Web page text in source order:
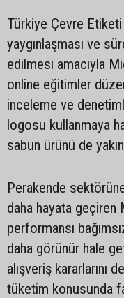
Türkiye Çevre Etiketi
yaygınlaşması ve
edilmesi amacıyla
online eğitimler
inceleme ve
logosu kullanmaya
sabun ürünü de
Perakende
daha hayata geçiren
performansı
daha görünür hale
alışveriş kararlarını
tüketim konusunda